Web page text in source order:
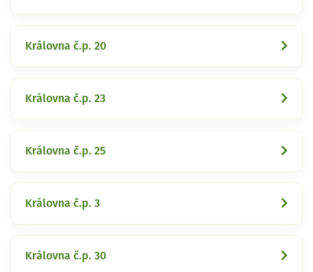
Královna č.p. 20
Královna č.p. 23
Královna č.p. 25
Královna č.p. 3
Královna č.p. 30